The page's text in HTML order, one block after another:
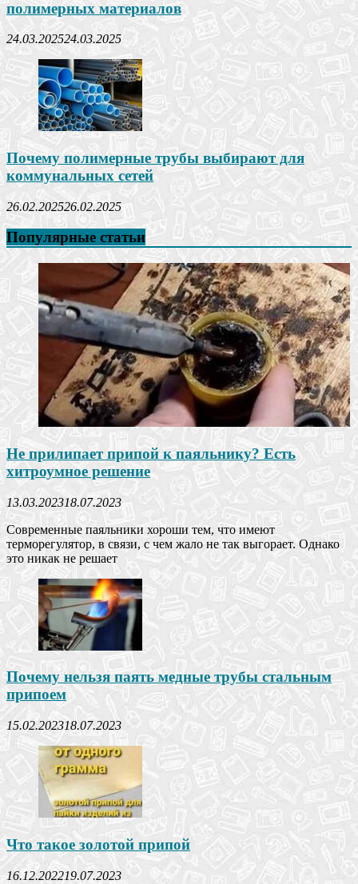
полимерных материалов
24.03.202524.03.2025
Почему полимерные трубы выбирают для
коммунальных сетей
26.02.202526.02.2025
Популярные статьи
Не прилипает припой к паяльнику? Есть
хитроумное решение
13.03.202318.07.2023
Современные паяльники хороши тем, что имеют
терморегулятор, в связи, с чем жало не так выгорает. Однако
это никак не решает
Почему нельзя паять медные трубы стальным
припоем
15.02.202318.07.2023
Что такое золотой припой
16.12.202219.07.2023